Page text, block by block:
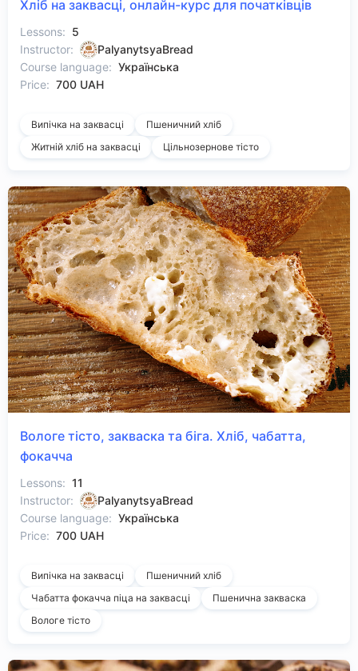
Хліб на заквасці, онлайн-курс для початківців
Lessons: 5
Instructor:
PalyanytsyaBread
Course language: Українська
Price: 700 UAH
Випічка на заквасці
Пшеничний хліб
Житній хліб на заквасці
Цільнозернове тісто
Вологе тісто, закваска та біга. Хліб, чабатта,
фокачча
Lessons: 11
Instructor:
PalyanytsyaBread
Course language: Українська
Price: 700 UAH
Випічка на заквасці
Пшеничний хліб
Чабатта фокачча піца на заквасці
Пшенична закваска
Вологе тісто